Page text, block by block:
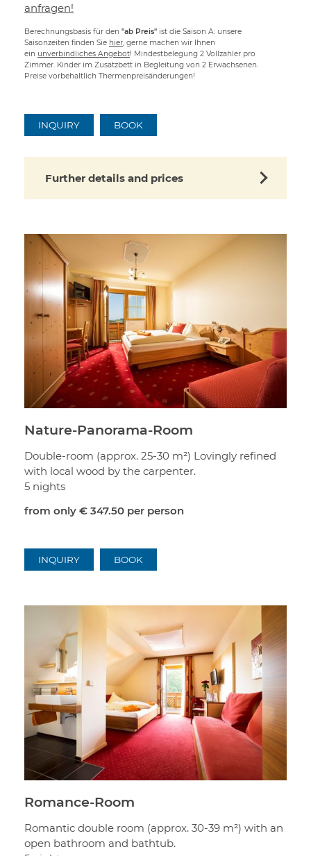
anfragen!
Berechnungsbasis für den "ab Preis" ist die Saison A: unsere
Saisonzeiten finden Sie hier, gerne machen wir Ihnen
ein unverbindliches Angebot! Mindestbelegung 2 Vollzahler pro
Zimmer. Kinder im Zusatzbett in Begleitung von 2 Erwachsenen.
Preise vorbehaltlich Thermenpreisänderungen!
INQUIRY BOOK
Further details and prices
Nature-Panorama-Room
Double-room (approx. 25-30 m²) Lovingly refined
with local wood by the carpenter.
5 nights
from only € 347.50 per person
INQUIRY BOOK
Romance-Room
Romantic double room (approx. 30-39 m²) with an
open bathroom and bathtub.